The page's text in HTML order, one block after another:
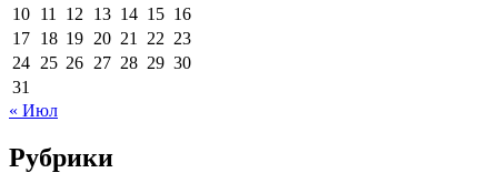
10 11 12 13 14 15 16
17 18 19 20 21 22 23
24 25 26 27 28 29 30
31
« Июл
Рубрики